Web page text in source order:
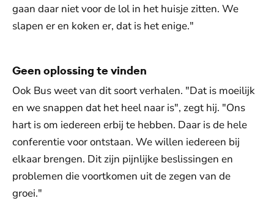
gaan daar niet voor de lol in het huisje zitten. We
slapen er en koken er, dat is het enige."
Geen oplossing te vinden
Ook Bus weet van dit soort verhalen. "Dat is moeilijk
en we snappen dat het heel naar is", zegt hij. "Ons
hart is om iedereen erbij te hebben. Daar is de hele
conferentie voor ontstaan. We willen iedereen bij
elkaar brengen. Dit zijn pijnlijke beslissingen en
problemen die voortkomen uit de zegen van de
groei."